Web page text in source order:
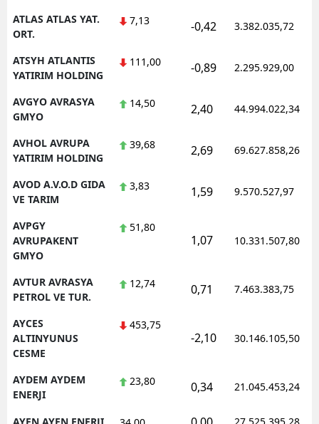
ATLAS ATLAS YAT.
ORT.
7,13 -0,42 3.382.035,72
ATSYH ATLANTIS
YATIRIM HOLDING
111,00 -0,89 2.295.929,00
AVGYO AVRASYA
GMYO
14,50 2,40 44.994.022,34
AVHOL AVRUPA
YATIRIM HOLDING
39,68 2,69 69.627.858,26
AVOD A.V.O.D GIDA
VE TARIM
3,83 1,59 9.570.527,97
AVPGY
AVRUPAKENT
GMYO
51,80
1,07 10.331.507,80
AVTUR AVRASYA
PETROL VE TUR.
12,74 0,71 7.463.383,75
AYCES
ALTINYUNUS
CESME
453,75
-2,10 30.146.105,50
AYDEM AYDEM
ENERJI
23,80 0,34 21.045.453,24